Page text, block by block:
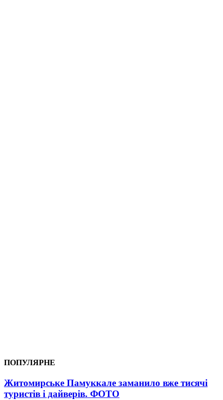
ПОПУЛЯРНЕ
Житомирське Памуккале заманило вже тисячі
туристів і дайверів. ФОТО